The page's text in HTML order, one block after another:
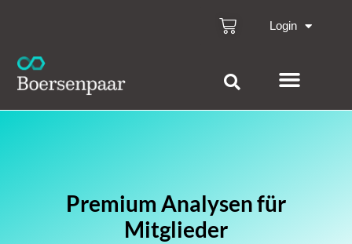
Login
Premium Analysen für
Mitglieder